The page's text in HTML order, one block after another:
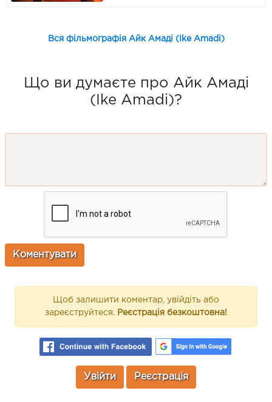
Вся фільмографія Айк Амаді (Ike Amadi)
Що ви думаєте про Айк Амаді
(Ike Amadi)?
Щоб залишити коментар, увійдіть або
зареєструйтеся. Реєстрація безкоштовна!
Увійти Реєстрація